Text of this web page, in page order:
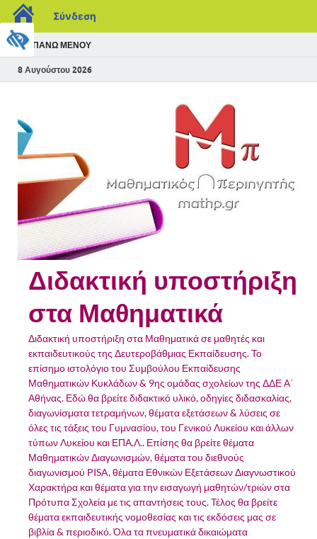
Σύνδεση
ΠΆΝΩ ΜΕΝΟΎ
8 Αυγούστου 2026
Διδακτική υποστήριξη
στα Μαθηματικά
Διδακτική υποστήριξη στα Μαθηματικά σε μαθητές και
εκπαιδευτικούς της Δευτεροβάθμιας Εκπαίδευσης. Το
επίσημο ιστολόγιο του Συμβούλου Εκπαίδευσης
Μαθηματικών Κυκλάδων & 9ης ομάδας σχολείων της ΔΔΕ Α΄
Αθήνας. Εδώ θα βρείτε διδακτικό υλικό, οδηγίες διδασκαλίας,
διαγωνίσματα τετραμήνων, θέματα εξετάσεων & λύσεις σε
όλες τις τάξεις του Γυμνασίου, του Γενικού Λυκείου και άλλων
τύπων Λυκείου και ΕΠΑ.Λ.. Επίσης θα βρείτε θέματα
Μαθηματικών Διαγωνισμών, θέματα του διεθνούς
διαγωνισμού PISA, θέματα Εθνικών Εξετάσεων Διαγνωστικού
Χαρακτήρα και θέματα για την εισαγωγή μαθητών/τριών στα
Πρότυπα Σχολεία με τις απαντήσεις τους. Τέλος θα βρείτε
θέματα εκπαιδευτικής νομοθεσίας και τις εκδόσεις μας σε
βιβλία & περιοδικό. Όλα τα πνευματικά δικαιώματα